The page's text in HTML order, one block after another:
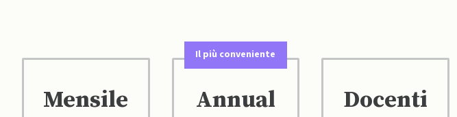
Mensile
Il più conveniente
Annual
Docenti